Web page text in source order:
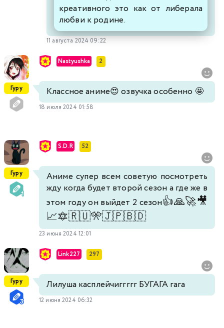
креативного это как от либерала
любви к родине.
11 августа 2024 09:22
Гуру
Nastyushka 2
Классное аниме😍 озвучка особенно 🤩
18 июля 2024 01:58
Гуру
S.D.R 52
Аниме супер всем советую посмотреть
жду когда будет второй сезон а где же в
этом году он выйдет 2 сезон👍🙏🚀🎥
📈🔯🇷🇺🎌🇯🇵🇧🇩
23 июня 2024 12:01
Гуру
Link227 297
Лилуша касплейчиггггг БУГАГА гага
12 июня 2024 06:32